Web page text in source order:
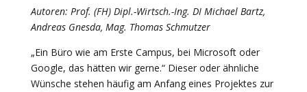
Autoren: Prof. (FH) Dipl.-Wirtsch.-Ing. DI Michael Bartz,
Andreas Gnesda, Mag. Thomas Schmutzer
„Ein Büro wie am Erste Campus, bei Microsoft oder
Google, das hätten wir gerne.“ Dieser oder ähnliche
Wünsche stehen häufig am Anfang eines Projektes zur